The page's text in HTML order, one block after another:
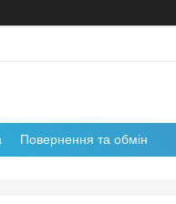
Повернення та обмін